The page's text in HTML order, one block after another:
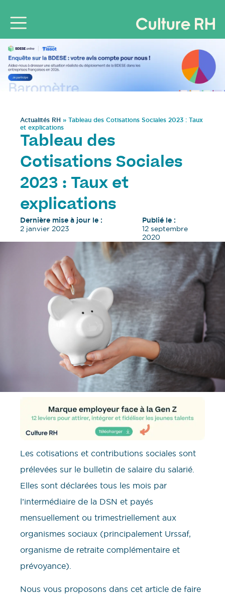
Actualités RH » Tableau des Cotisations Sociales 2023 : Taux
et explications
Tableau des
Cotisations Sociales
2023 : Taux et
explications
Dernière mise à jour le :
2 janvier 2023
Publié le :
12 septembre
2020
Les cotisations et contributions sociales sont
prélevées sur le bulletin de salaire du salarié.
Elles sont déclarées tous les mois par
l’intermédiaire de la DSN et payés
mensuellement ou trimestriellement aux
organismes sociaux (principalement Urssaf,
organisme de retraite complémentaire et
prévoyance).
Nous vous proposons dans cet article de faire